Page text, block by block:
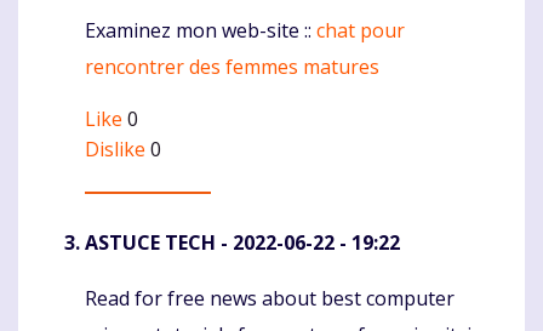
Examinez mon web-site :: chat pour
rencontrer des femmes matures
Like 0
Dislike 0
ASTUCE TECH - 2022-06-22 - 19:22
Komentaras
Read for free news about best computer